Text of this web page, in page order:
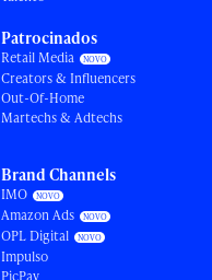
Patrocinados
Retail Media
Creators & Influencers
Out-Of-Home
Martechs & Adtechs
Brand Channels
IMO
Amazon Ads
OPL Digital
Impulso